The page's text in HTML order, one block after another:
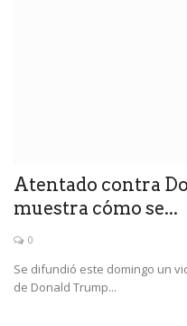
Atentado contra
muestra cómo se...
0
Se difundió este domingo un
de Donald Trump...